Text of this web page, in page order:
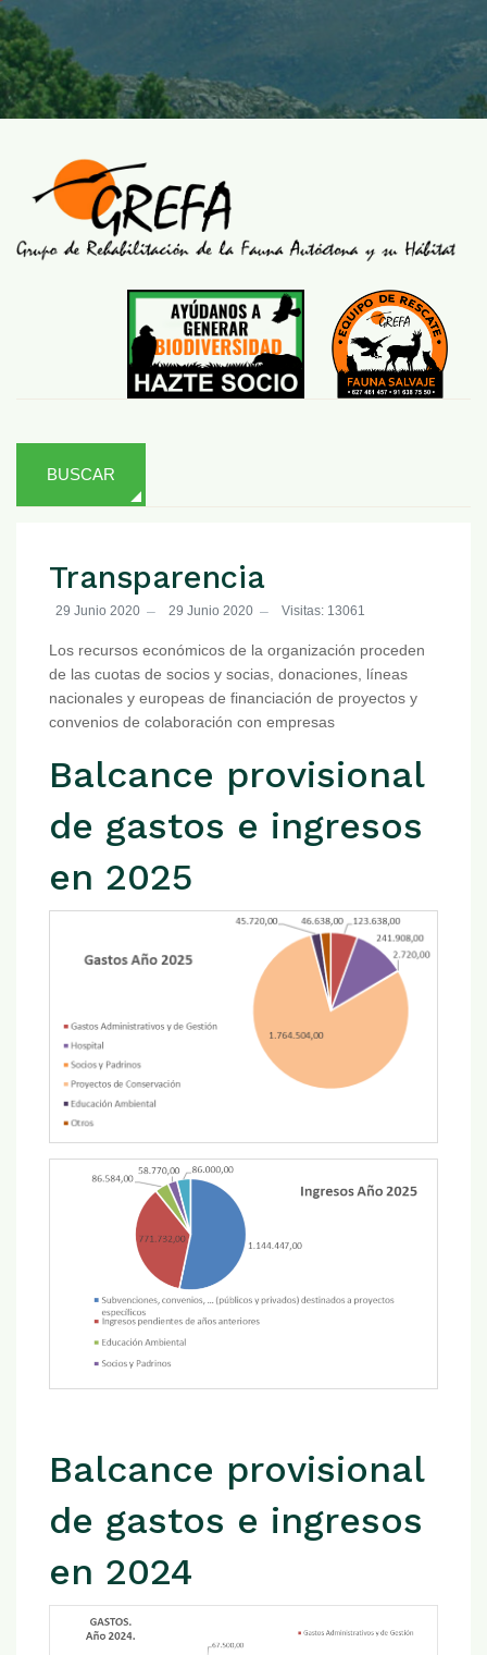
BUSCAR
Transparencia
29 Junio 2020 29 Junio 2020 Visitas: 13061
Los recursos económicos de la organización proceden
de las cuotas de socios y socias, donaciones, líneas
nacionales y europeas de financiación de proyectos y
convenios de colaboración con empresas
Balcance provisional
de gastos e ingresos
en 2025
Balcance provisional
de gastos e ingresos
en 2024